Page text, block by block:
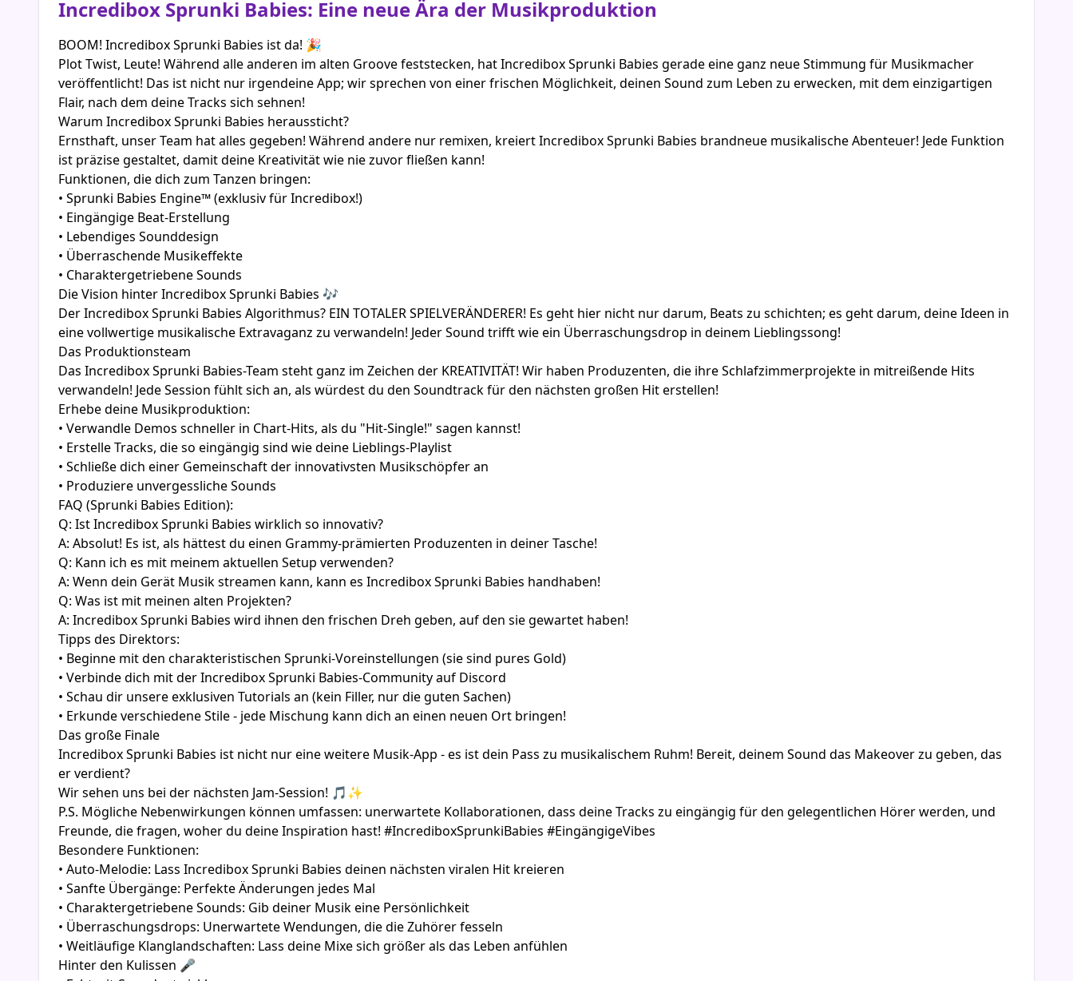
Incredibox Sprunki Babies: Eine neue Ära der Musikproduktion
BOOM! Incredibox Sprunki Babies ist da! 🎉
Plot Twist, Leute! Während alle anderen im alten Groove feststecken, hat Incredibox Sprunki Babies gerade eine ganz neue Stimmung für Musikmacher
veröffentlicht! Das ist nicht nur irgendeine App; wir sprechen von einer frischen Möglichkeit, deinen Sound zum Leben zu erwecken, mit dem einzigartigen
Flair, nach dem deine Tracks sich sehnen!
Warum Incredibox Sprunki Babies heraussticht?
Ernsthaft, unser Team hat alles gegeben! Während andere nur remixen, kreiert Incredibox Sprunki Babies brandneue musikalische Abenteuer! Jede Funktion
ist präzise gestaltet, damit deine Kreativität wie nie zuvor fließen kann!
Funktionen, die dich zum Tanzen bringen:
• Sprunki Babies Engine™ (exklusiv für Incredibox!)
• Eingängige Beat-Erstellung
• Lebendiges Sounddesign
• Überraschende Musikeffekte
• Charaktergetriebene Sounds
Die Vision hinter Incredibox Sprunki Babies 🎶
Der Incredibox Sprunki Babies Algorithmus? EIN TOTALER SPIELVERÄNDERER! Es geht hier nicht nur darum, Beats zu schichten; es geht darum, deine Ideen in
eine vollwertige musikalische Extravaganz zu verwandeln! Jeder Sound trifft wie ein Überraschungsdrop in deinem Lieblingssong!
Das Produktionsteam
Das Incredibox Sprunki Babies-Team steht ganz im Zeichen der KREATIVITÄT! Wir haben Produzenten, die ihre Schlafzimmerprojekte in mitreißende Hits
verwandeln! Jede Session fühlt sich an, als würdest du den Soundtrack für den nächsten großen Hit erstellen!
Erhebe deine Musikproduktion:
• Verwandle Demos schneller in Chart-Hits, als du "Hit-Single!" sagen kannst!
• Erstelle Tracks, die so eingängig sind wie deine Lieblings-Playlist
• Schließe dich einer Gemeinschaft der innovativsten Musikschöpfer an
• Produziere unvergessliche Sounds
FAQ (Sprunki Babies Edition):
Q: Ist Incredibox Sprunki Babies wirklich so innovativ?
A: Absolut! Es ist, als hättest du einen Grammy-prämierten Produzenten in deiner Tasche!
Q: Kann ich es mit meinem aktuellen Setup verwenden?
A: Wenn dein Gerät Musik streamen kann, kann es Incredibox Sprunki Babies handhaben!
Q: Was ist mit meinen alten Projekten?
A: Incredibox Sprunki Babies wird ihnen den frischen Dreh geben, auf den sie gewartet haben!
Tipps des Direktors:
• Beginne mit den charakteristischen Sprunki-Voreinstellungen (sie sind pures Gold)
• Verbinde dich mit der Incredibox Sprunki Babies-Community auf Discord
• Schau dir unsere exklusiven Tutorials an (kein Filler, nur die guten Sachen)
• Erkunde verschiedene Stile - jede Mischung kann dich an einen neuen Ort bringen!
Das große Finale
Incredibox Sprunki Babies ist nicht nur eine weitere Musik-App - es ist dein Pass zu musikalischem Ruhm! Bereit, deinem Sound das Makeover zu geben, das
er verdient?
Wir sehen uns bei der nächsten Jam-Session! 🎵✨
P.S. Mögliche Nebenwirkungen können umfassen: unerwartete Kollaborationen, dass deine Tracks zu eingängig für den gelegentlichen Hörer werden, und
Freunde, die fragen, woher du deine Inspiration hast! #IncrediboxSprunkiBabies #EingängigeVibes
Besondere Funktionen:
• Auto-Melodie: Lass Incredibox Sprunki Babies deinen nächsten viralen Hit kreieren
• Sanfte Übergänge: Perfekte Änderungen jedes Mal
• Charaktergetriebene Sounds: Gib deiner Musik eine Persönlichkeit
• Überraschungsdrops: Unerwartete Wendungen, die die Zuhörer fesseln
• Weitläufige Klanglandschaften: Lass deine Mixe sich größer als das Leben anfühlen
Hinter den Kulissen 🎤